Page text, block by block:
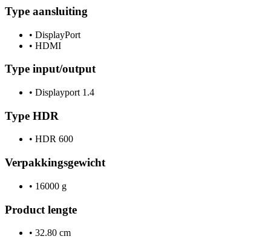
Type aansluiting
• DisplayPort
• HDMI
Type input/output
• Displayport 1.4
Type HDR
• HDR 600
Verpakkingsgewicht
• 16000 g
Product lengte
• 32.80 cm